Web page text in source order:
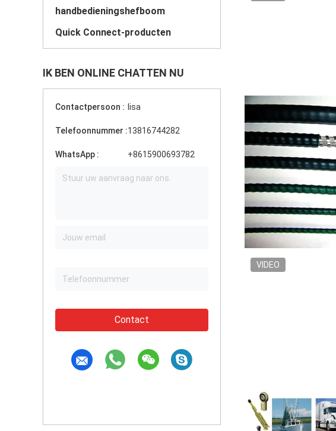
handbedieningshefboom
Quick Connect-producten
IK BEN ONLINE CHATTEN NU
Contactpersoon : lisa
Telefoonnummer :13816744282
WhatsApp : +8615900693782
Contact
VIDEO